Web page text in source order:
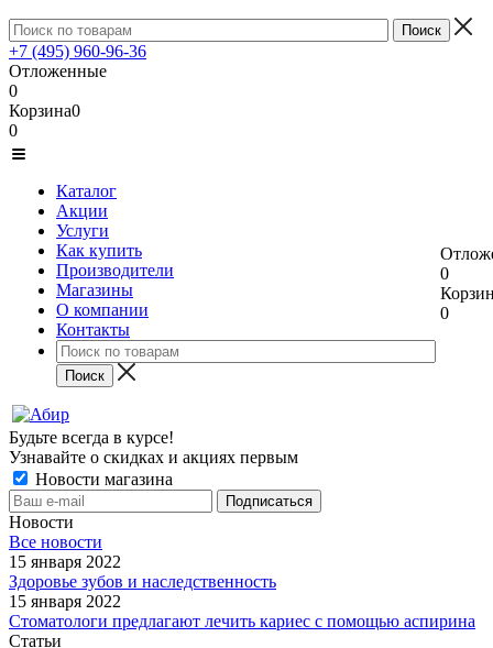
+7 (495) 960-96-36
Отложенные
0
Корзина0
0
Каталог
Акции
Услуги
Как купить
Производители
Магазины
О компании
Контакты
0
0
Будьте всегда в курсе!
Узнавайте о скидках и акциях первым
Новости магазина
Новости
Все новости
15 января 2022
Здоровье зубов и наследственность
15 января 2022
Стоматологи предлагают лечить кариес с помощью аспирина
Статьи